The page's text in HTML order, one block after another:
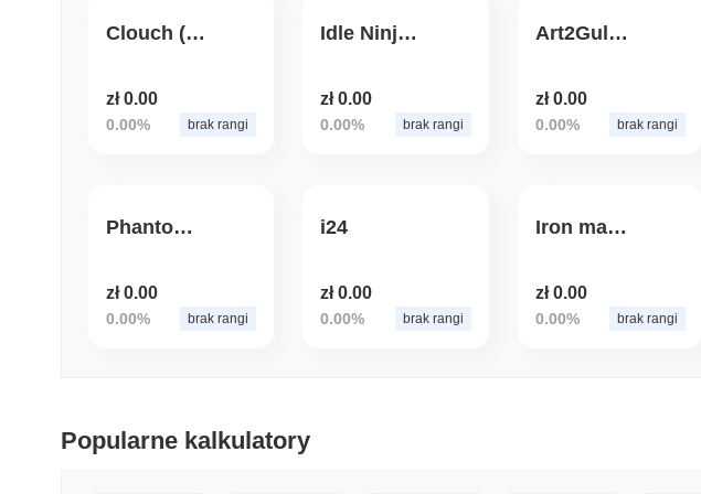
Clouch (Wormhole)
zł 0.00
0.00% brak rangi
Idle Ninja Online Token
zł 0.00
0.00% brak rangi
Art2Guluo Token
zł 0.00
0.00% brak rangi
PhantomChain
zł 0.00
0.00% brak rangi
i24
zł 0.00
0.00% brak rangi
Iron man coin
zł 0.00
0.00% brak rangi
Popularne kalkulatory